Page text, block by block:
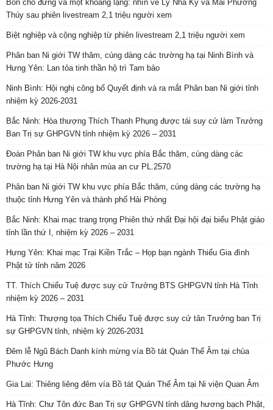
Bốn chỗ đứng và một khoảng lặng: nhìn về Lý Nhã Kỳ và Mai Phương
Thúy sau phiên livestream 2,1 triệu người xem
Biệt nghiệp và cộng nghiệp từ phiên livestream 2,1 triệu người xem
Phân ban Ni giới TW thăm, cúng dàng các trường hạ tại Ninh Bình và
Hưng Yên: Lan tỏa tinh thần hộ trì Tam bảo
Ninh Bình: Hội nghị công bố Quyết định và ra mắt Phân ban Ni giới tỉnh
nhiệm kỳ 2026-2031
Bắc Ninh: Hòa thượng Thích Thanh Phụng được tái suy cử làm Trưởng
Ban Trị sự GHPGVN tỉnh nhiệm kỳ 2026 – 2031
Đoàn Phân ban Ni giới TW khu vực phía Bắc thăm, cúng dàng các
trường hạ tại Hà Nội nhân mùa an cư PL.2570
Phân ban Ni giới TW khu vực phía Bắc thăm, cúng dàng các trường hạ
thuộc tỉnh Hưng Yên và thành phố Hải Phòng
Bắc Ninh: Khai mạc trang trọng Phiên thứ nhất Đại hội đại biểu Phật giáo
tỉnh lần thứ I, nhiệm kỳ 2026 – 2031
Hưng Yên: Khai mạc Trại Kiền Trắc – Họp bạn ngành Thiếu Gia đình
Phật tử tỉnh năm 2026
TT. Thích Chiếu Tuệ được suy cử Trưởng BTS GHPGVN tỉnh Hà Tĩnh
nhiệm kỳ 2026 – 2031
Hà Tĩnh: Thượng tọa Thích Chiếu Tuệ được suy cử tân Trưởng ban Trị
sự GHPGVN tỉnh, nhiệm kỳ 2026-2031
Đêm lễ Ngũ Bách Danh kính mừng vía Bồ tát Quán Thế Âm tại chùa
Phước Hưng
Gia Lai: Thiêng liêng đêm vía Bồ tát Quán Thế Âm tại Ni viện Quan Âm
Hà Tĩnh: Chư Tôn đức Ban Trị sự GHPGVN tỉnh dâng hương bạch Phật,